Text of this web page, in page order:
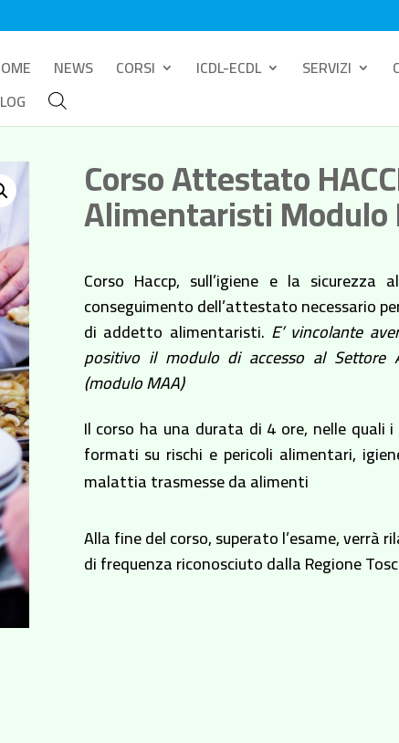
NEWS CORSI ICDL-ECDL SERVIZI
Corso Attestato
Alimentaristi Modulo
Corso Haccp, sull’igiene e la sicurezza
conseguimento dell’attestato necessario
di addetto alimentaristi. E’ vincolante
positivo il modulo di accesso al Settore
(modulo MAA)
Il corso ha una durata di 4 ore, nelle quali
formati su rischi e pericoli alimentari,
malattia trasmesse da alimenti
Alla fine del corso, superato l’esame,
di frequenza riconosciuto dalla Regione